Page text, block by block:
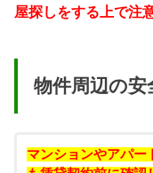
屋探しをする上で注
物件周辺の安
マンションやアパー